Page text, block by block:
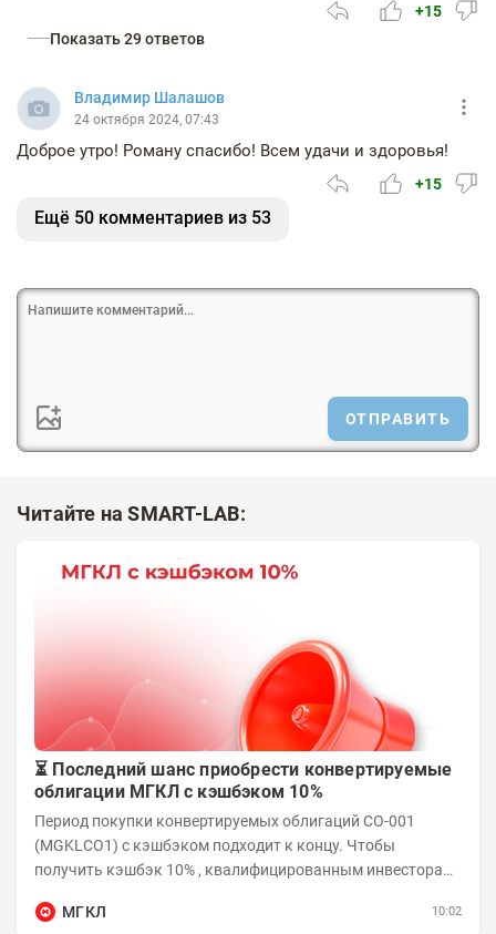
+15
Показать 29 ответов
Владимир Шалашов
24 октября 2024, 07:43
Доброе утро! Роману спасибо! Всем удачи и здоровья!
+15
Ещё 50 комментариев из 53
ОТПРАВИТЬ
Читайте на SMART-LAB:
⏳ Последний шанс приобрести конвертируемые
облигации МГКЛ с кэшбэком 10%
Период покупки конвертируемых облигаций СО-001
(MGKLCO1) с кэшбэком подходит к концу. Чтобы
получить кэшбэк 10% , квалифицированным инвесторам
МГКЛ
10:02